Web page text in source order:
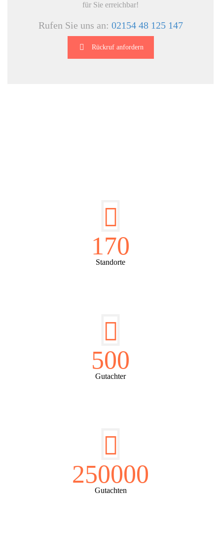
für Sie erreichbar!
Rufen Sie uns an: 02154 48 125 147
Rückruf anfordern
170
Standorte
500
Gutachter
250000
Gutachten